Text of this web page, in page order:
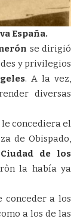
España.
se dirigió
y privilegios
. A la vez,
diversas
concediera el
de Obispado,
Ciudad de los
la había ya
conceder a los
a los de las